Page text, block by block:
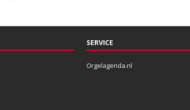
SERVICE
Orgelagenda.nl